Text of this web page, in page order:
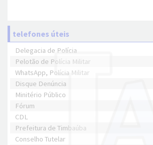
telefones úteis
Delegacia de Polícia
Pelotão de Polícia Militar
WhatsApp, Polícia Militar
Disque Denúncia
Minitério Público
Fórum
CDL
Prefeitura de Timbaúba
Conselho Tutelar